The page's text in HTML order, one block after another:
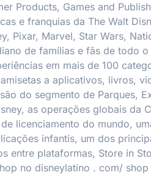
Products, Games and
e franquias da The Walt
Pixar, Marvel, Star Wars,
de famílias e fãs de todo
em mais de 100
a aplicativos, livros,
do segmento de Parques,
as operações globais da
licenciamento do mundo,
infantis, um dos
entre plataformas, Store in
no disneylatino . com/ shop